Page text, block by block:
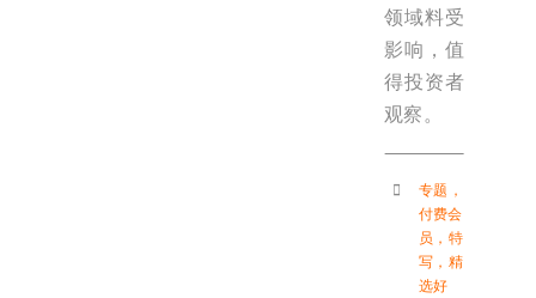
领域料受
影响，值
得投资者
观察。
专题 ，
付费会
员 ， 特
写 ， 精
选好